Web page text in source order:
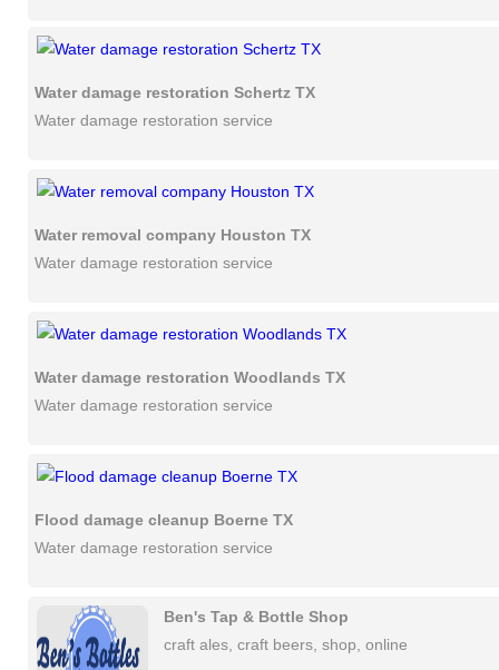
Water damage restoration Schertz TX
Water damage restoration service
Water removal company Houston TX
Water damage restoration service
Water damage restoration Woodlands TX
Water damage restoration service
Flood damage cleanup Boerne TX
Water damage restoration service
Ben's Tap & Bottle Shop
craft ales, craft beers, shop, online